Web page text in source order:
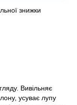
знижки
Вивільняє
усуває лупу